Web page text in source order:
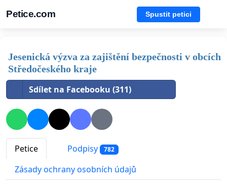
Petice.com Spustit petici
Jesenická výzva za zajištění bezpečnosti v obcích
Středočeského kraje
Sdílet na Facebooku (311)
Petice Podpisy 782
Zásady ochrany osobních údajů